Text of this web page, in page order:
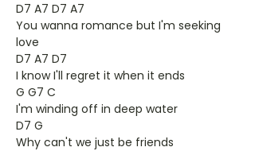
D7 A7 D7 A7
You wanna romance but I'm seeking
love
D7 A7 D7
I know I'll regret it when it ends
G G7 C
I'm winding off in deep water
D7 G
Why can't we just be friends